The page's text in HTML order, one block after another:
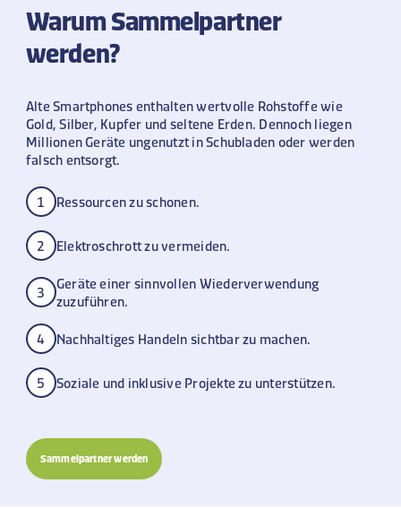
Warum Sammelpartner
werden?
Alte Smartphones enthalten wertvolle Rohstoffe wie
Gold, Silber, Kupfer und seltene Erden. Dennoch liegen
Millionen Geräte ungenutzt in Schubladen oder werden
falsch entsorgt.
1 Ressourcen zu schonen.
2 Elektroschrott zu vermeiden.
3
Geräte einer sinnvollen Wiederverwendung
zuzuführen.
4 Nachhaltiges Handeln sichtbar zu machen.
5 Soziale und inklusive Projekte zu unterstützen.
Sammelpartner werden